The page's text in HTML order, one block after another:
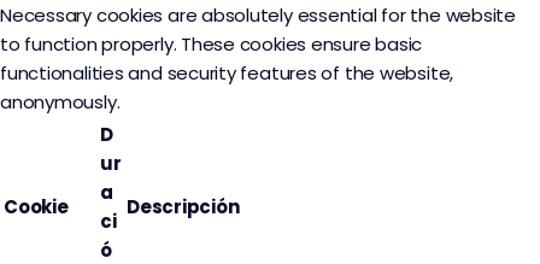
Necessary cookies are absolutely essential for the website
to function properly. These cookies ensure basic
functionalities and security features of the website,
anonymously.
Cookie
D
ur
a
ci
ó
Descripción